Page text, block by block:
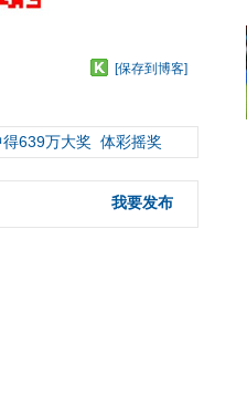
[保存到博客]
639万大奖 体彩摇奖
我要发布